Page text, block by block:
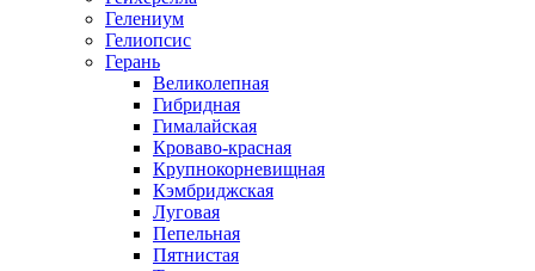
Гелениум
Гелиопсис
Герань
Великолепная
Гибридная
Гималайская
Кроваво-красная
Крупнокорневищная
Кэмбриджская
Луговая
Пепельная
Пятнистая